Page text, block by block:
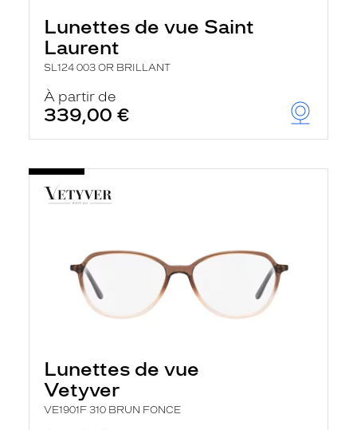
Lunettes de vue Saint
Laurent
SL124 003 OR BRILLANT
À partir de
339,00 €
Lunettes de vue
Vetyver
VE1901F 310 BRUN FONCE